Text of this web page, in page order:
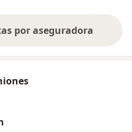
por aseguradora